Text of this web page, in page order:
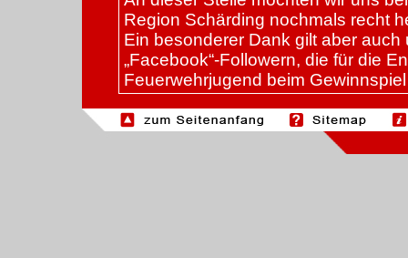
Region Schärding nochmals recht
Ein besonderer Dank gilt aber auch
„Facebook“-Followern, die für die
Feuerwehrjugend beim